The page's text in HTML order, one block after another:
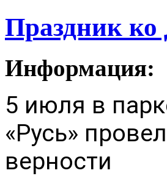
Праздник
Информация:
5 июля в
«Русь»
верности